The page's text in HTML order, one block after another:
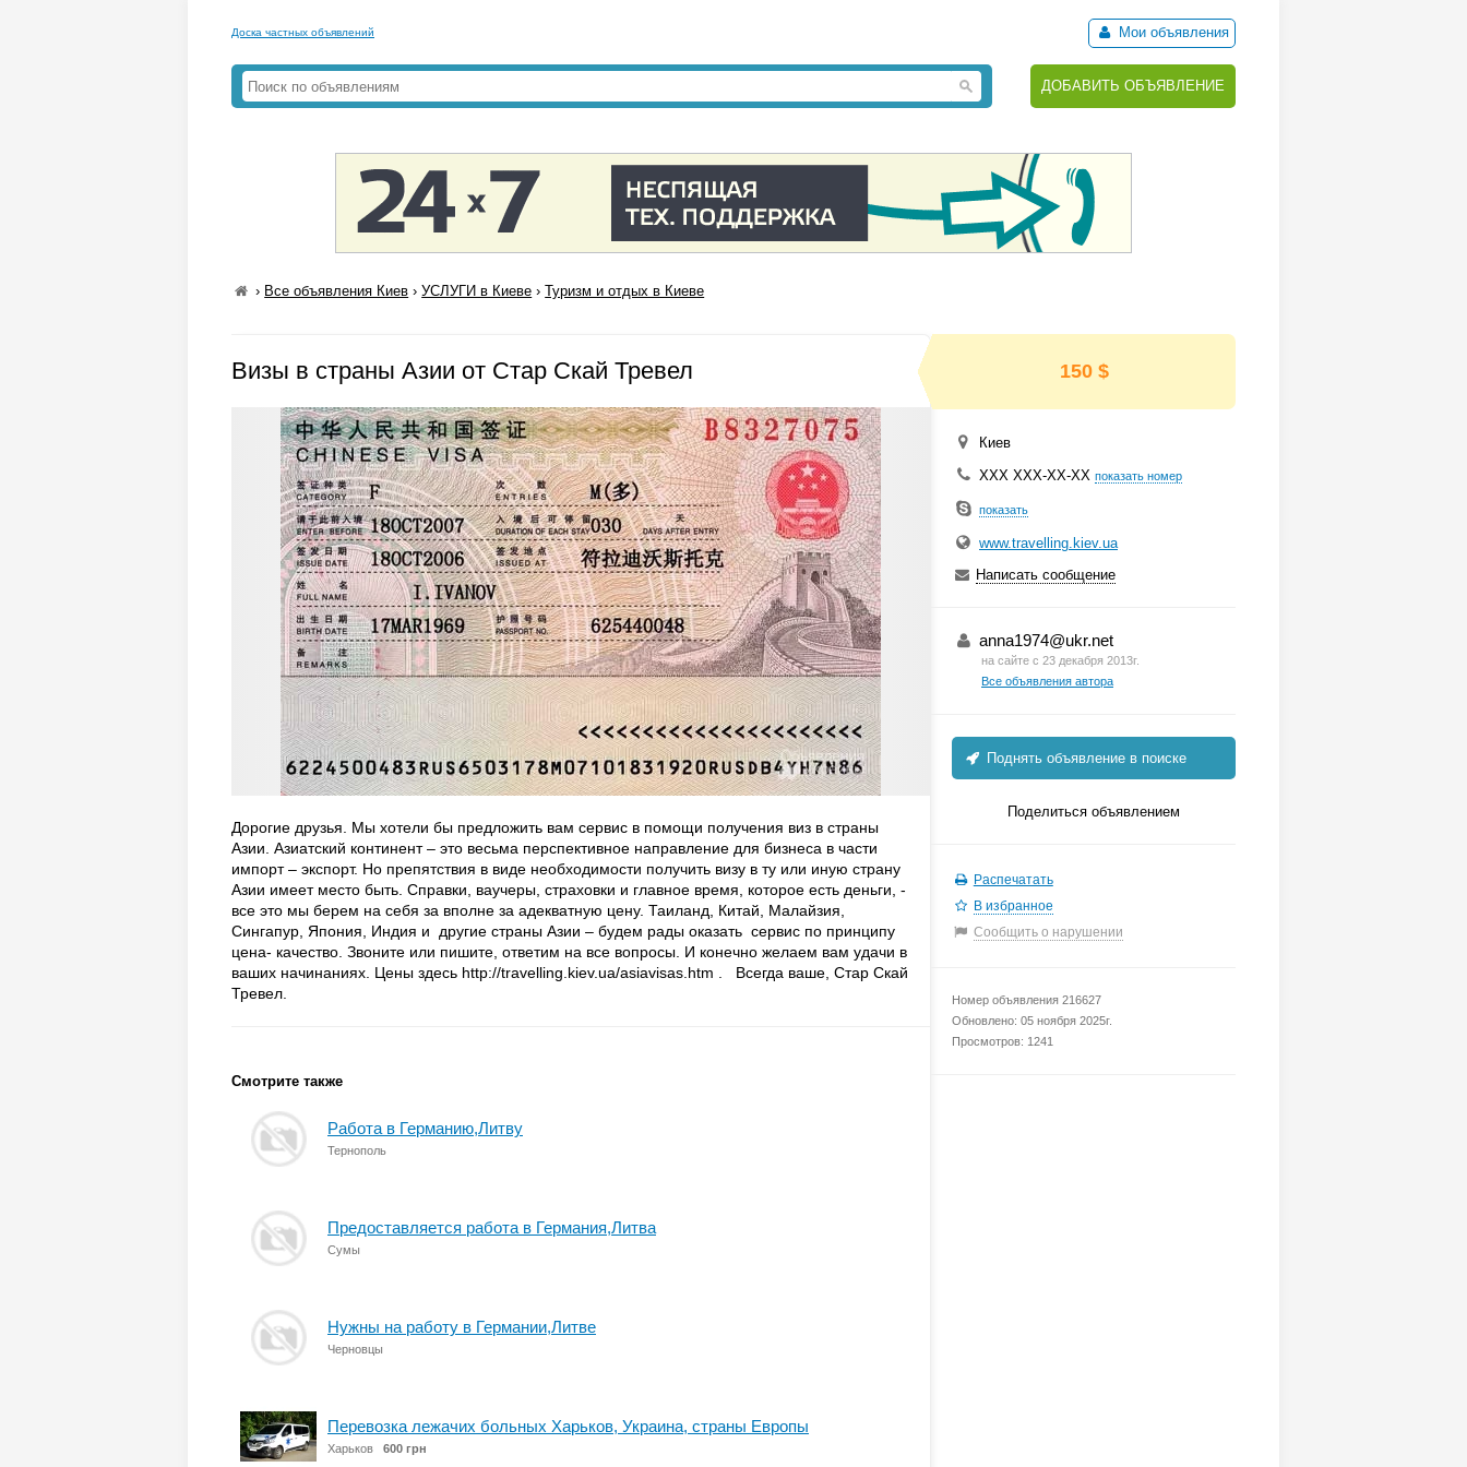
Доска частных объявлений Мои объявления
ДОБАВИТЬ ОБЪЯВЛЕНИЕ
› Все объявления Киев ›УСЛУГИ в Киеве ›Туризм и отдых в Киеве
Визы в страны Азии от Стар Скай Тревел
Дорогие друзья. Мы хотели бы предложить вам сервис в помощи получения виз в страны
Азии. Азиатский континент – это весьма перспективное направление для бизнеса в части
импорт – экспорт. Но препятствия в виде необходимости получить визу в ту или иную страну
Азии имеет место быть. Справки, ваучеры, страховки и главное время, которое есть деньги, -
все это мы берем на себя за вполне за адекватную цену. Таиланд, Китай, Малайзия,
Сингапур, Япония, Индия и другие страны Азии – будем рады оказать сервис по принципу
цена- качество. Звоните или пишите, ответим на все вопросы. И конечно желаем вам удачи в
ваших начинаниях. Цены здесь http://travelling.kiev.ua/asiavisas.htm . Всегда ваше, Стар Скай
Тревел.
Смотрите также
Работа в Германию,Литву
Тернополь
Предоставляется работа в Германия,Литва
Сумы
Нужны на работу в Германии,Литве
Черновцы
Перевозка лежачих больных Харьков, Украина, страны Европы
Харьков 600 грн
150 $
Киев
ХХХ ХХХ-ХХ-ХХ показать номер
показать
www.travelling.kiev.ua
Написать сообщение
anna1974@ukr.net
на сайте с 23 декабря 2013г.
Все объявления автора
Поднять объявление в поиске
Поделиться объявлением
Распечатать
В избранное
Сообщить о нарушении
Номер объявления 216627
Обновлено: 05 ноября 2025г.
Просмотров: 1241